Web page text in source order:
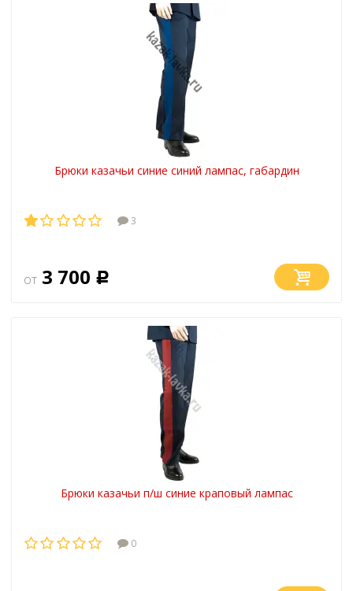
Брюки казачьи синие синий лампас, габардин
3
от 3 700 Р
Брюки казачьи п/ш синие краповый лампас
0